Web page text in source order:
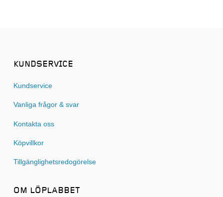
KUNDSERVICE
Kundservice
Vanliga frågor & svar
Kontakta oss
Köpvillkor
Tillgänglighetsredogörelse
OM LÖPLABBET